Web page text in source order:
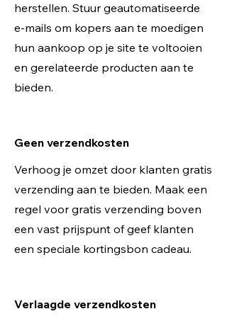
herstellen. Stuur geautomatiseerde
e-mails om kopers aan te moedigen
hun aankoop op je site te voltooien
en gerelateerde producten aan te
bieden.
Geen verzendkosten
Verhoog je omzet door klanten gratis
verzending aan te bieden. Maak een
regel voor gratis verzending boven
een vast prijspunt of geef klanten
een speciale kortingsbon cadeau.
Verlaagde verzendkosten